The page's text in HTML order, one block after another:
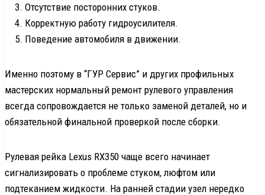
Отсутствие посторонних стуков.
Корректную работу гидроусилителя.
Поведение автомобиля в движении.
Именно поэтому в “ГУР Сервис” и других профильных
мастерских нормальный ремонт рулевого управления
всегда сопровождается не только заменой деталей, но и
обязательной финальной проверкой после сборки.
Рулевая рейка Lexus RX350 чаще всего начинает
сигнализировать о проблеме стуком, люфтом или
подтеканием жидкости. На ранней стадии узел нередко